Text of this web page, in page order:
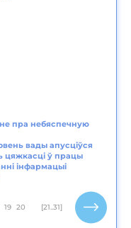
пра небяспечную
вады апусціўся
цяжкасці ў працы
інфармацыі
19 20 [21..31]